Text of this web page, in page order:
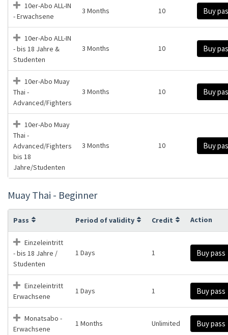
10er-Abo ALL-IN
- Erwachsene
3 Months 10 Buy
10er-Abo ALL-IN
- bis 18 Jahre &
Studenten
3 Months 10 Buy
10er-Abo Muay
Thai -
Advanced/Fighters
3 Months 10 Buy
10er-Abo Muay
Thai -
Advanced/Fighters
bis 18
Jahre/Studenten
3 Months 10 Buy
Muay Thai - Beginner
Pass Period of validity Credit Action
Einzeleintritt
- bis 18 Jahre /
Studenten
1 Days 1 Buy pass
Einzeleintritt
Erwachsene
1 Days 1 Buy pass
Monatsabo -
Erwachsene
1 Months Unlimited Buy pass